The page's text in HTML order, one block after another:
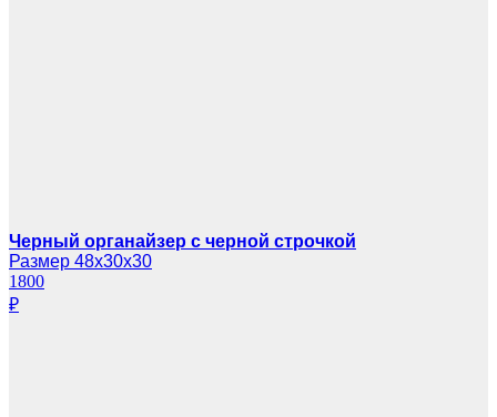
Черный органайзер с черной строчкой
Размер 48х30х30
1800
₽